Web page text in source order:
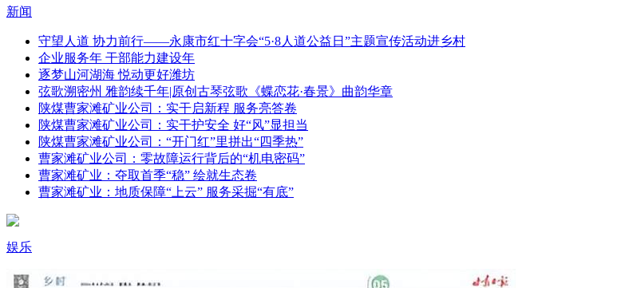
新闻
守望人道 协力前行——永康市红十字会“5·8人道公益日”主题宣传活动进乡村
企业服务年 干部能力建设年
逐梦山河湖海 悦动更好潍坊
弦歌溯密州 雅韵续千年|原创古琴弦歌《蝶恋花·春景》曲韵华章
陕煤曹家滩矿业公司：实干启新程 服务亮答卷
陕煤曹家滩矿业公司：实干护安全 好“风”显担当
陕煤曹家滩矿业公司：“开门红”里拼出“四季热”
曹家滩矿业公司：零故障运行背后的“机电密码”
曹家滩矿业：夺取首季“稳” 绘就生态卷
曹家滩矿业：地质保障“上云” 服务采掘“有底”
娱乐